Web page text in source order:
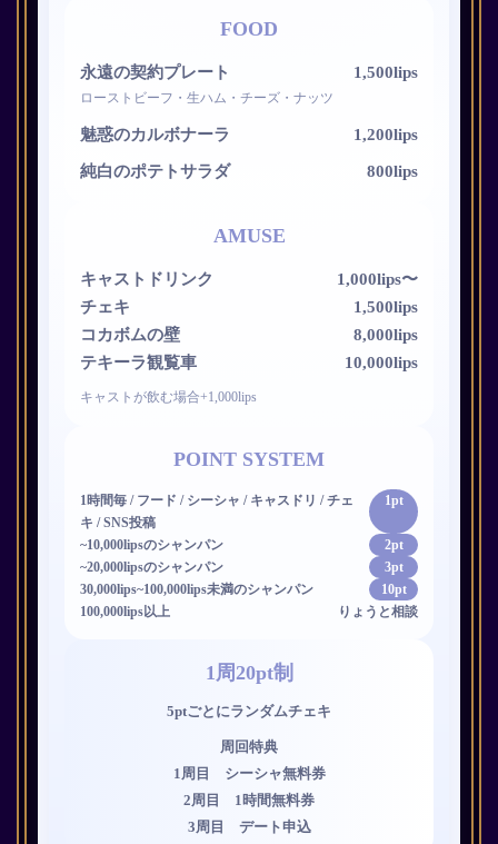
FOOD
永遠の契約プレート 1,500lips
ローストビーフ・生ハム・チーズ・ナッツ
魅惑のカルボナーラ 1,200lips
純白のポテトサラダ 800lips
AMUSE
キャストドリンク
1,000lips〜
チェキ
1,500lips
コカボムの壁
8,000lips
テキーラ観覧車
10,000lips
キャストが飲む場合+1,000lips
POINT SYSTEM
1時間毎 / フード / シーシャ / キャスドリ / チェ
キ / SNS投稿
1pt
~10,000lipsのシャンパン
2pt
~20,000lipsのシャンパン
3pt
30,000lips~100,000lips未満のシャンパン
10pt
100,000lips以上
りょうと相談
1周20pt制
5ptごとにランダムチェキ
周回特典
1周目 シーシャ無料券
2周目 1時間無料券
3周目 デート申込